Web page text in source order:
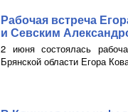
Рабочая встреча
и Севским
2 июня состоялась
Брянской области Егора